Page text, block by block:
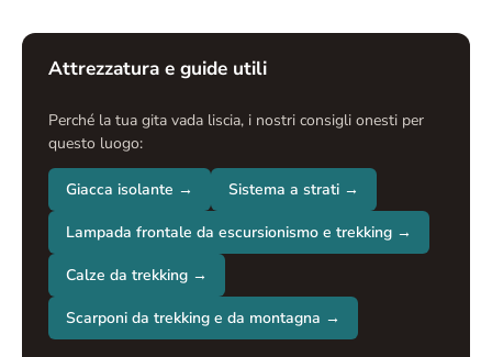
Attrezzatura e guide utili
Perché la tua gita vada liscia, i nostri consigli onesti per
questo luogo:
Giacca isolante → Sistema a strati →
Lampada frontale da escursionismo e trekking →
Calze da trekking →
Scarponi da trekking e da montagna →